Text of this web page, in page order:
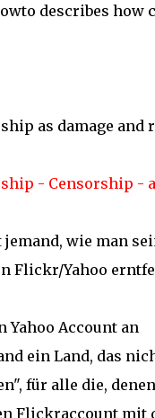
describes how
as damage and
- Censorship -
jemand, wie man
Flickr/Yahoo
Yahoo Account an
ein Land, das
für alle die,
Flickraccount mit